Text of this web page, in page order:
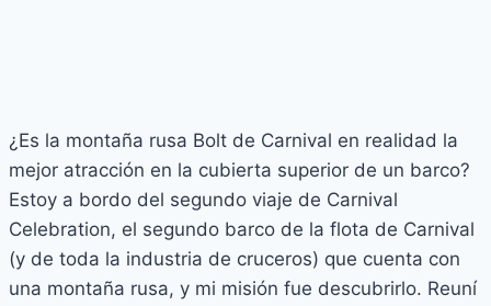
¿Es la montaña rusa Bolt de Carnival en realidad la
mejor atracción en la cubierta superior de un barco?
Estoy a bordo del segundo viaje de Carnival
Celebration, el segundo barco de la flota de Carnival
(y de toda la industria de cruceros) que cuenta con
una montaña rusa, y mi misión fue descubrirlo. Reuní